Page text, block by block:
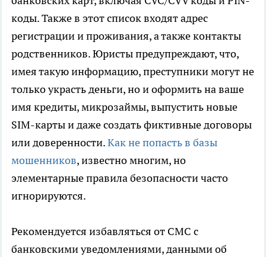
коды. Также в этот список входят адрес
регистрации и проживания, а также контакты
родственников. Юристы предупреждают, что,
имея такую информацию, преступники могут не
только украсть деньги, но и оформить на ваше
имя кредиты, микрозаймы, выпустить новые
SIM-карты и даже создать фиктивные договоры
или доверенности.Как не попасть в базы
мошенников, известно многим, но
элементарные правила безопасности часто
игнорируются.
Рекомендуется избавляться от СМС с
банковскими уведомлениями, данными об